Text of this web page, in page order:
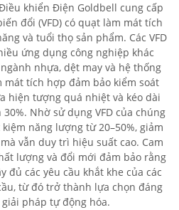
khiển Điện Goldbell cung cấp
đổi (VFD) có quạt làm mát tích
và tuổi thọ sản phẩm. Các VFD
ứng dụng công nghiệp khác
nhựa, dệt may và hệ thống
tích hợp đảm bảo kiểm soát
hiện tượng quá nhiệt và kéo dài
Nhờ sử dụng VFD của chúng
năng lượng từ 20–50%, giảm
vẫn duy trì hiệu suất cao. Cam
lượng và đổi mới đảm bảo rằng
đủ các yêu cầu khắt khe của các
từ đó trở thành lựa chọn đáng
pháp tự động hóa.